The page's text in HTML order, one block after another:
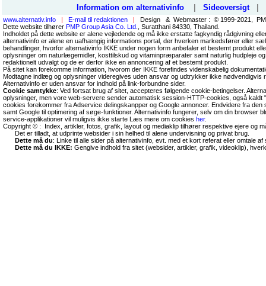
Information om alternativinfo
Sideoversigt
www.alternativ.info | E-mail til redaktionen | Design & Webmaster : © 1999-2021,
Dette website tilhører PMP Group Asia Co. Ltd.
, Suratthani 84330, Thailand.
Indholdet på dette website er alene vejledende og må ikke erstatte fagkyndig rådgivning
alternativinfo er alene en uafhængig informations portal, der hverken markedsfører eller
behandlinger, hvorfor alternativinfo IKKE under nogen form anbefaler et bestemt produkt
oplysninger om naturlægemidler, kosttilskud og vitaminpræparater samt naturlig hudpleje
redaktionelt udvalgt og de er derfor ikke en annoncering af et bestemt produkt.
På sitet kan forekomme information, hvorom der IKKE forefindes videnskabelig
Modtagne indlæg og oplysninger videregives uden ansvar og udtrykker ikke nødvendigvis
Alternativinfo er uden ansvar for indhold på link-forbundne sider.
Cookie samtykke: Ved fortsat brug af sitet, accepteres følgende cookie-betingelser.
oplysninger, men vore web-servere sender automatisk session-HTTP-cookies, også kaldt
cookies forekommer fra Adservice delingskanpper og Google annoncer. Endvidere fra den
samt Google til optimering af søge-funktioner. Alternativinfo fungerer, selv om din browser
service-applikationer vil muligvis ikke starte Læs mere om cookies her.
Copyright © : Index, artikler, fotos, grafik, layout og mediaklip tilhører respektive ejere og
Det er tilladt, at udprinte websider i sin helhed til alene undervisning og privat brug.
Dette må du: Linke til alle sider på alternativinfo, evt. med et kort referat eller omtale af
Dette må du IKKE: Gengive indhold fra sitet (websider, artikler, grafik, videoklip),